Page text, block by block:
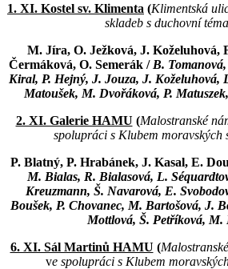
1. XI. Kostel sv. Klimenta (Klimentská
skladeb s duchovní
M. Jíra, O. Ježková, J. Koželuhová,
Čermáková, O. Semerák / B.
Kiral, P. Hejný, J. Jouza, J. Koželuhová,
Matoušek, M. Dvořáková, P.
2. XI. Galerie HAMU (Malostranské
spolupráci s Klubem moravských
P. Blatný, P. Hrabánek, J. Kasal, E.
M. Bialas, R. Bialasová, L.
Kreuzmann, Š. Navarová, E.
Boušek, P. Chovanec, M. Bartošová, J.
Mottlová, Š. Petříková, M.
6. XI. Sál Martinů HAMU (
ve spolupráci s Klubem